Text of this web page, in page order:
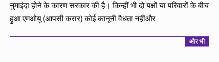
नुमाइंदा होने के कारण सरकार की है। किन्हीं भी दो पक्षों या परिवारों के बीच
हुआ एमओयू (आपसी करार) कोई कानूनी वैधता नहींऔर
और भी